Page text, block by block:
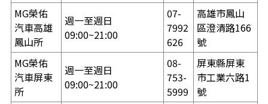
MG榮佑
汽車高雄
鳳山所
週一至週日
09:00~21:00
07-
7992
626
高雄市鳳山
區澄清路166
號
MG榮佑
汽車屏東
所
週一至週日
09:00~21:00
08-
753-
5999
屏東縣屏東
市工業六路1
號